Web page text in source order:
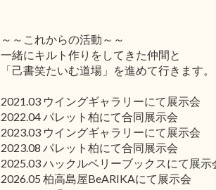
～～これからの活動～～
一緒にキルト作りをしてきた仲間と
「己書笑たいむ道場」を進めて行きます。
2021.03 ウイングギャラリーにて展示会
2022.04 パレット柏にて合同展示会
2023.03 ウイングギャラリーにて展示会
2023.08 パレット柏にて合同展示会
2025.03 ハックルベリーブックスにて展示
2026.05 柏高島屋BeARIKAにて展示会